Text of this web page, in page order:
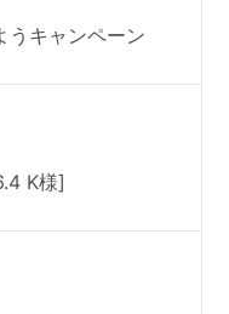
うキャンペーン
K様]